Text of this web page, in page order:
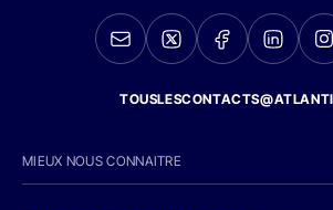
MIEUX NOUS CONNAITRE